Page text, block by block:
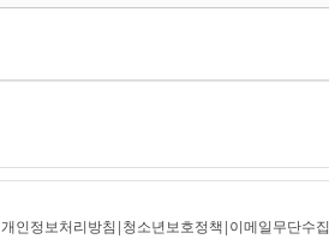
개인정보처리방침 청소년보호정책 이메일무단수